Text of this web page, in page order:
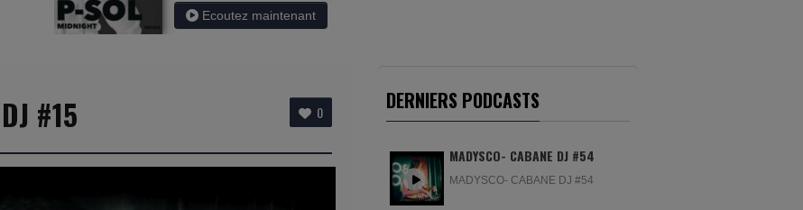
Ecoutez maintenant
0
#15 DERNIERS PODCASTS
MADYSCO- CABANE DJ #54
MADYSCO- CABANE DJ #54